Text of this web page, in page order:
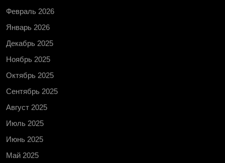
Февраль 2026
Январь 2026
Декабрь 2025
Ноябрь 2025
Октябрь 2025
Сентябрь 2025
Август 2025
Июль 2025
Июнь 2025
Май 2025